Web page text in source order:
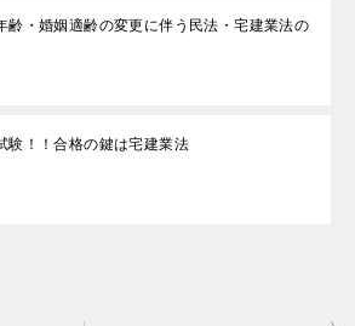
齢・婚姻適齢の変更に伴う民法・宅建業法の
験！！合格の鍵は宅建業法